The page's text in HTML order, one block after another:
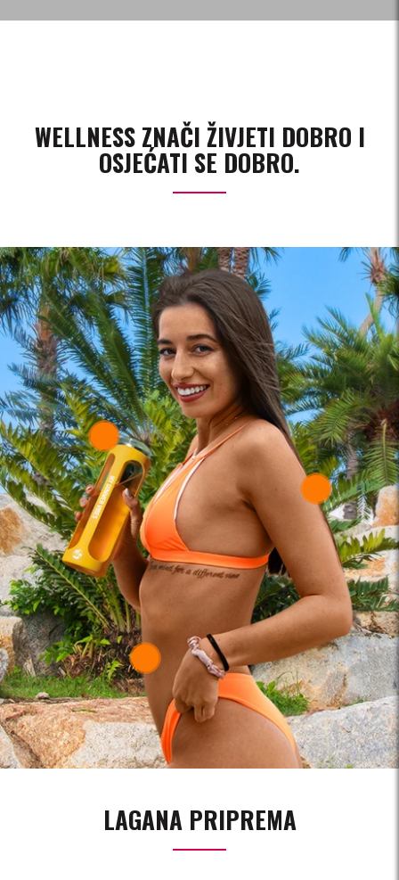
WELLNESS ZNAČI ŽIVJETI DOBRO I
OSJEĆATI SE DOBRO.
LAGANA PRIPREMA